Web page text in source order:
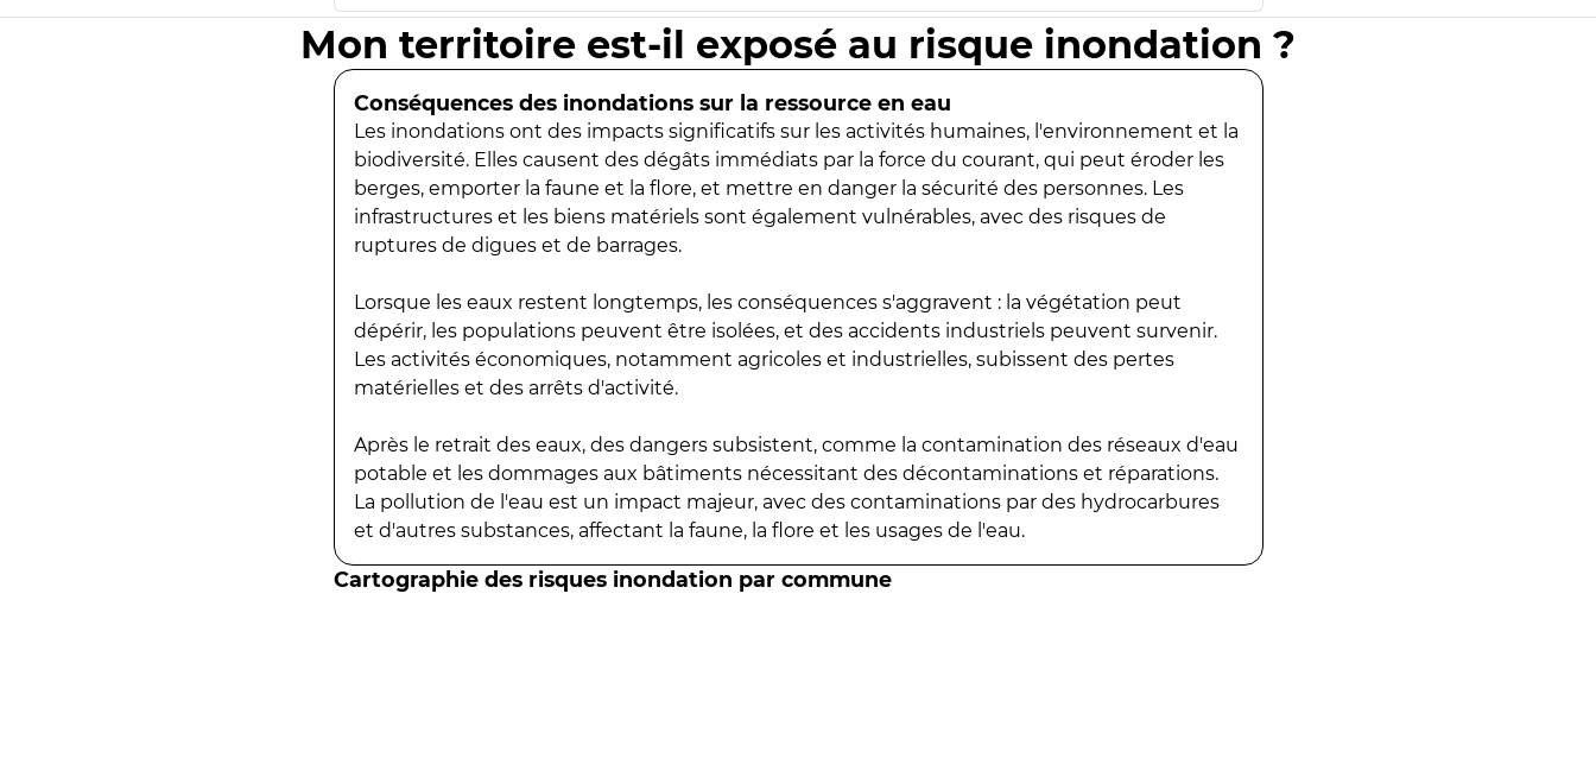
Mon territoire est-il exposé au risque inondation ?
Conséquences des inondations sur la ressource en eau
Les inondations ont des impacts significatifs sur les activités humaines, l'environnement et la
biodiversité. Elles causent des dégâts immédiats par la force du courant, qui peut éroder les
berges, emporter la faune et la flore, et mettre en danger la sécurité des personnes. Les
infrastructures et les biens matériels sont également vulnérables, avec des risques de
ruptures de digues et de barrages.
Lorsque les eaux restent longtemps, les conséquences s'aggravent : la végétation peut
dépérir, les populations peuvent être isolées, et des accidents industriels peuvent survenir.
Les activités économiques, notamment agricoles et industrielles, subissent des pertes
matérielles et des arrêts d'activité.
Après le retrait des eaux, des dangers subsistent, comme la contamination des réseaux d'eau
potable et les dommages aux bâtiments nécessitant des décontaminations et réparations.
La pollution de l'eau est un impact majeur, avec des contaminations par des hydrocarbures
et d'autres substances, affectant la faune, la flore et les usages de l'eau.
Cartographie des risques inondation par commune